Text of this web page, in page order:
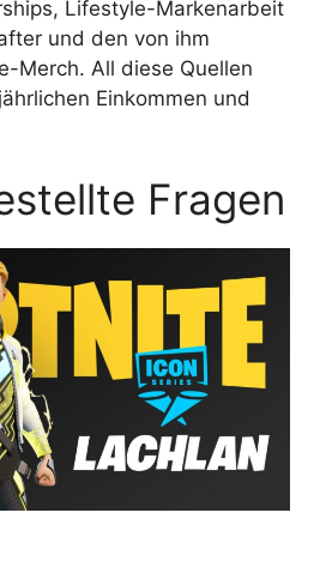
Lifestyle-Markenarbeit
und den von ihm
Merch. All diese Quellen
Einkommen und
Fragen